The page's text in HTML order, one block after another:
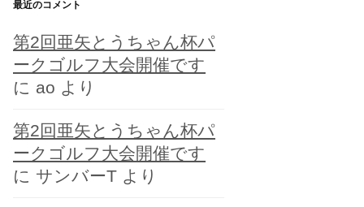
ー
最近のコメント
第2回亜矢とうちゃん杯パ
ークゴルフ大会開催です
に ao より
第2回亜矢とうちゃん杯パ
ークゴルフ大会開催です
に サンバーT より